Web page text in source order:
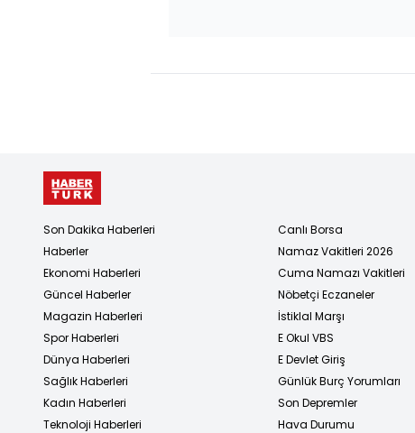
Son Dakika Haberleri
Haberler
Ekonomi Haberleri
Güncel Haberler
Magazin Haberleri
Spor Haberleri
Dünya Haberleri
Sağlık Haberleri
Kadın Haberleri
Teknoloji Haberleri
Canlı Borsa
Namaz Vakitleri 2026
Cuma Namazı Vakitleri
Nöbetçi Eczaneler
İstiklal Marşı
E Okul VBS
E Devlet Giriş
Günlük Burç Yorumları
Son Depremler
Hava Durumu